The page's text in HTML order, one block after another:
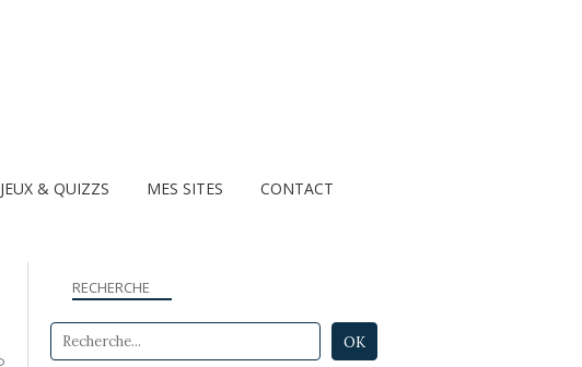
JEUX & QUIZZS MES SITES CONTACT
RECHERCHE